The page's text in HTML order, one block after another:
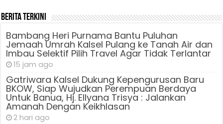
Berita Terkini
Bambang Heri Purnama Bantu Puluhan
Jemaah Umrah Kalsel Pulang ke Tanah Air dan
Imbau Selektif Pilih Travel Agar Tidak Terlantar
15 jam ago
Gatriwara Kalsel Dukung Kepengurusan Baru
BKOW, Siap Wujudkan Perempuan Berdaya
Untuk Banua, Hj. Ellyana Trisya : Jalankan
Amanah Dengan Keikhlasan
2 hari ago